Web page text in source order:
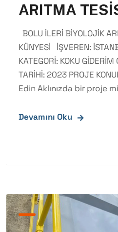
ARITMA
BOLU İLERİ BİYOLOJİK
KÜNYESİ İŞVEREN:
KATEGORİ: KOKU
TARİHİ: 2023 PROJE
Edin Aklınızda bir proje
Devamını Oku